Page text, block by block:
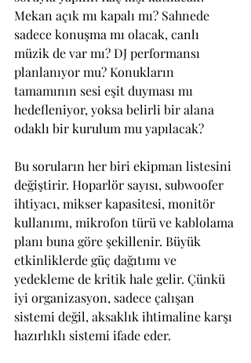
Mekan açık mı kapalı mı? Sahnede
sadece konuşma mı olacak, canlı
müzik de var mı? DJ performansı
planlanıyor mu? Konukların
tamamının sesi eşit duyması mı
hedefleniyor, yoksa belirli bir alana
odaklı bir kurulum mu yapılacak?
Bu soruların her biri ekipman listesini
değiştirir. Hoparlör sayısı, subwoofer
ihtiyacı, mikser kapasitesi, monitör
kullanımı, mikrofon türü ve kablolama
planı buna göre şekillenir. Büyük
etkinliklerde güç dağıtımı ve
yedekleme de kritik hale gelir. Çünkü
iyi organizasyon, sadece çalışan
sistemi değil, aksaklık ihtimaline karşı
hazırlıklı sistemi ifade eder.